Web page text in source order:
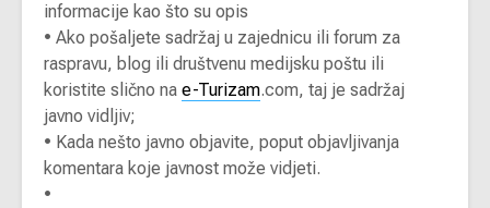
informacije kao što su opis
• Ako pošaljete sadržaj u zajednicu ili forum za
raspravu, blog ili društvenu medijsku poštu ili
koristite slično na e-Turizam.com, taj je sadržaj
javno vidljiv;
• Kada nešto javno objavite, poput objavljivanja
komentara koje javnost može vidjeti.
•